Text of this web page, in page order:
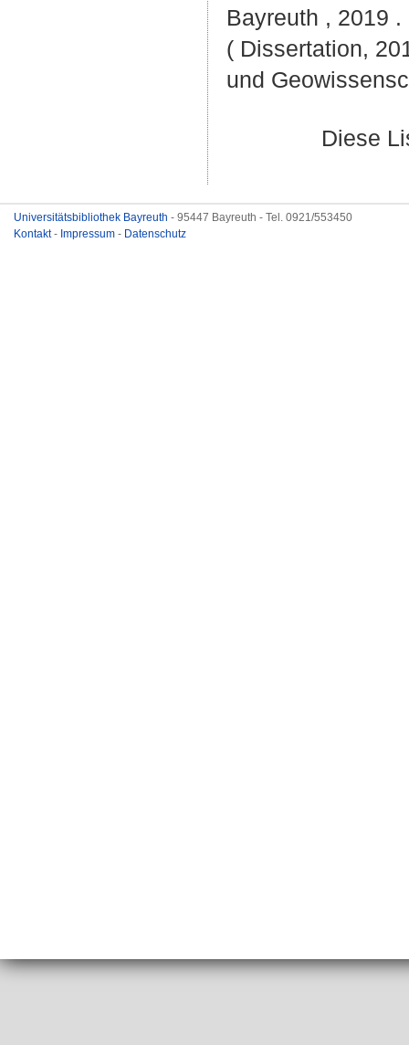
Bayreuth , 2019
( Dissertation,
und
Diese
Universitätsbibliothek Bayreuth - 95447 Bayreuth - Tel. 0921/553450
Kontakt- Impressum - Datenschutz